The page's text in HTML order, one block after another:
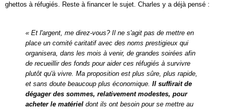
ghettos à réfugiés. Reste à financer le sujet. Charles y a déjà pensé :
« Et l'argent, me direz-vous? Il ne s'agit pas de mettre en
place un comité caritatif avec des noms prestigieux qui
organisera, dans les mois à venir, de grandes soirées afin
de recueillir des fonds pour aider ces réfugiés à survivre
plutôt qu'à vivre. Ma proposition est plus sûre, plus rapide,
et sans doute beaucoup plus économique. Il suffirait de
dégager des sommes, relativement modestes, pour
acheter le matériel dont ils ont besoin pour se mettre au